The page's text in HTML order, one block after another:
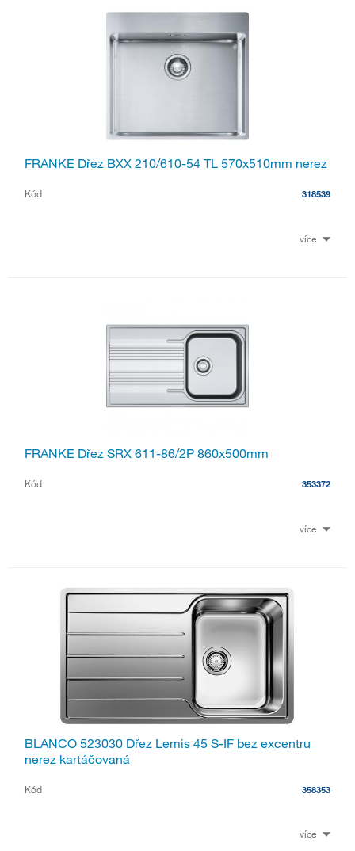
FRANKE Dřez BXX 210/610-54 TL 570x510mm nerez
Kód 318539
více
FRANKE Dřez SRX 611-86/2P 860x500mm
Kód 353372
více
BLANCO 523030 Dřez Lemis 45 S-IF bez excentru
nerez kartáčovaná
Kód 358353
více